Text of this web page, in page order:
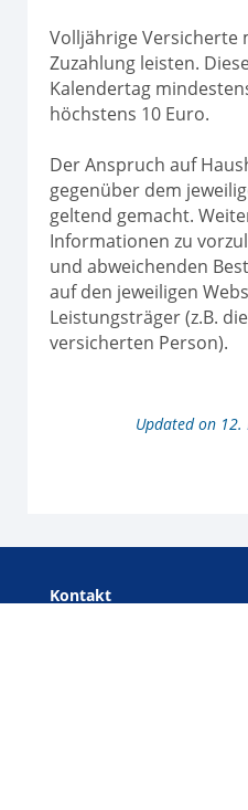
Volljährige Versicherte
Zuzahlung leisten.
Kalendertag
höchstens 10 Euro.
Der Anspruch auf
gegenüber dem
geltend gemacht.
Informationen zu
und abweichenden
auf den jeweiligen
Leistungsträger (z.B.
versicherten Person).
Updated on
Kontakt